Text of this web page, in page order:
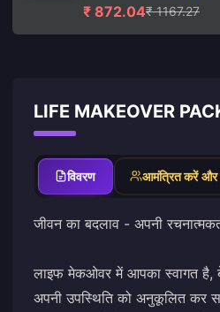
₹ 872.04₹ 1167.27
LIFE MAKEOVER
विवरण आमंत्रित करें और
जीवन का बदलाव - अपनी
लाइफ मेकओवर में आपका स्वागत है,
अपनी उपस्थिति को अनुकूलित कर